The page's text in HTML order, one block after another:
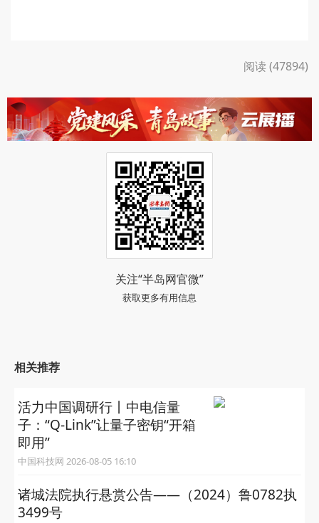
阅读 (47894)
关注“半岛网官微”
获取更多有用信息
相关推荐
活力中国调研行丨中电信量
子：“Q-Link”让量子密钥“开箱
即用”
中国科技网 2026-08-05 16:10
诸城法院执行悬赏公告——（2024）鲁0782执
3499号